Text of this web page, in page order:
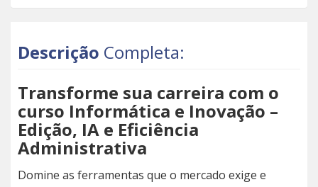
Descrição Completa:
Transforme sua carreira com o
curso Informática e Inovação –
Edição, IA e Eficiência
Administrativa
Domine as ferramentas que o mercado exige e